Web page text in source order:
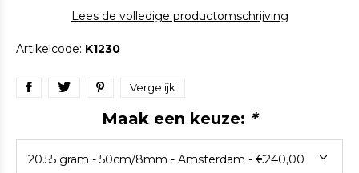
Lees de volledige productomschrijving
Artikelcode: K1230
Vergelijk
Maak een keuze: *